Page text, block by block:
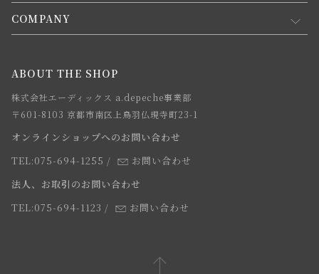
会員規約について
会員登録について
お支払方法について
お届けについて
よくあるご質問
コンセプト
webカタログ
COMPANY
店舗一覧
求人情報
法人のお客様
スタッフ
ABOUT THE SHOP
株式会社エーディックス a.depeche事業部
〒601-8103 京都市南区上鳥羽仏現寺町23-1
オンラインショップへのお問い合わせ
TEL:075-694-1255 /
お問い合わせ
法人、お取引のお問い合わせ
TEL:075-694-1123 / お問い合わせ